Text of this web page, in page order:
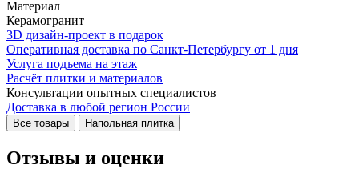
Материал
Керамогранит
3D дизайн-проект в подарок
Оперативная доставка по Санкт-Петербургу от 1 дня
Услуга подъема на этаж
Расчёт плитки и материалов
Консультации опытных специалистов
Доставка в любой регион России
Все товары Напольная плитка
Отзывы и оценки